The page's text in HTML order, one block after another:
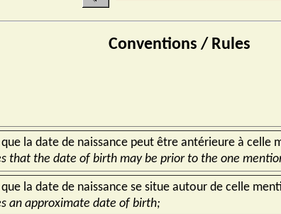
Conventions / Rules
la date de naissance peut être antérieure à celle
that the date of birth may be prior to the one
la date de naissance se situe autour de celle
an approximate date of birth;